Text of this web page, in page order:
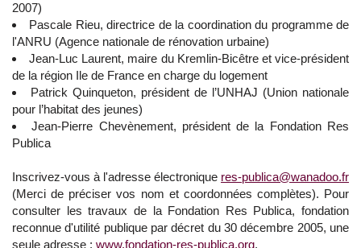
2007)
Pascale Rieu, directrice de la coordination du programme de
l'ANRU (Agence nationale de rénovation urbaine)
Jean-Luc Laurent, maire du Kremlin-Bicêtre et vice-président
de la région Ile de France en charge du logement
Patrick Quinqueton, président de l’UNHAJ (Union nationale
pour l’habitat des jeunes)
Jean-Pierre Chevènement, président de la Fondation Res
Publica
Inscrivez-vous à l'adresse électronique res-publica@wanadoo.fr
(Merci de préciser vos nom et coordonnées complètes). Pour
consulter les travaux de la Fondation Res Publica, fondation
reconnue d'utilité publique par décret du 30 décembre 2005, une
seule adresse : www.fondation-res-publica.org.